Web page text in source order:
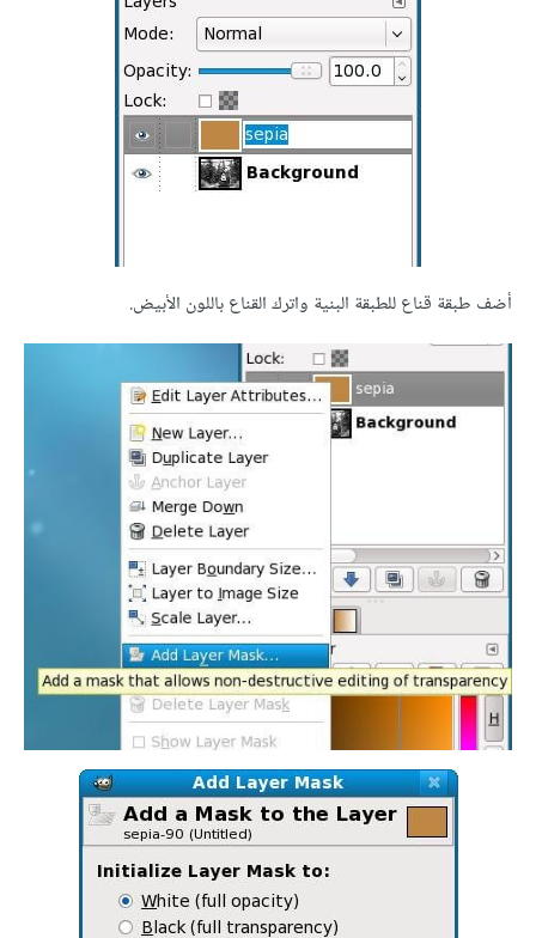
أضف طبقة قناع للطبقة البنية واترك القناع باللون الأبيض.